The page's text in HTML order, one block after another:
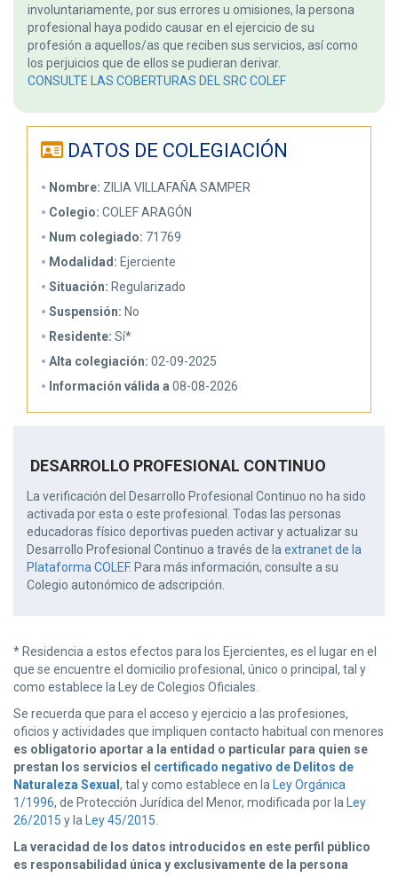
involuntariamente, por sus errores u omisiones, la persona
profesional haya podido causar en el ejercicio de su
profesión a aquellos/as que reciben sus servicios, así como
los perjuicios que de ellos se pudieran derivar.
CONSULTE LAS COBERTURAS DEL SRC COLEF
DATOS DE COLEGIACIÓN
Nombre: ZILIA VILLAFAÑA SAMPER
Colegio: COLEF ARAGÓN
Num colegiado: 71769
Modalidad: Ejerciente
Situación: Regularizado
Suspensión: No
Residente: Sí*
Alta colegiación: 02-09-2025
Información válida a 08-08-2026
DESARROLLO PROFESIONAL CONTINUO
La verificación del Desarrollo Profesional Continuo no ha sido
activada por esta o este profesional. Todas las personas
educadoras físico deportivas pueden activar y actualizar su
Desarrollo Profesional Continuo a través de la extranet de la
Plataforma COLEF. Para más información, consulte a su
Colegio autonómico de adscripción.
* Residencia a estos efectos para los Ejercientes, es el lugar en el
que se encuentre el domicilio profesional, único o principal, tal y
como establece la Ley de Colegios Oficiales.
Se recuerda que para el acceso y ejercicio a las profesiones,
oficios y actividades que impliquen contacto habitual con menores
es obligatorio aportar a la entidad o particular para quien se
prestan los servicios el certificado negativo de Delitos de
Naturaleza Sexual , tal y como establece en la
Ley Orgánica
1/1996, de Protección Jurídica del Menor, modificada por la
Ley
26/2015 y la Ley 45/2015
La veracidad de los datos introducidos en este perfil público
es responsabilidad única y exclusivamente de la persona